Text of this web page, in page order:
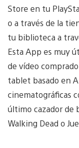
Store en tu
o a través de la
tu biblioteca a
Esta App es muy
de vídeo
tablet basado en
cinematográficas
último cazador de
Walking Dead o